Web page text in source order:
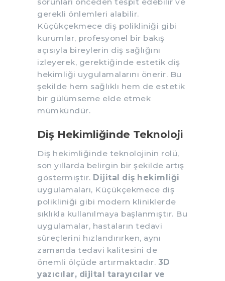
gerekli önlemleri alabilir.
Küçükçekmece diş polikliniği gibi
kurumlar, profesyonel bir bakış
açısıyla bireylerin diş sağlığını
izleyerek, gerektiğinde estetik diş
hekimliği uygulamalarını önerir. Bu
şekilde hem sağlıklı hem de estetik
bir gülümseme elde etmek
mümkündür.
Diş Hekimliğinde Teknoloji
Diş hekimliğinde teknolojinin rolü,
son yıllarda belirgin bir şekilde artış
göstermiştir. Dijital diş hekimliği
uygulamaları, Küçükçekmece diş
polikliniği gibi modern kliniklerde
sıklıkla kullanılmaya başlanmıştır. Bu
uygulamalar, hastaların tedavi
süreçlerini hızlandırırken, aynı
zamanda tedavi kalitesini de
önemli ölçüde artırmaktadır. 3D
yazıcılar, dijital tarayıcılar ve